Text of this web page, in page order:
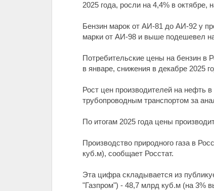
2025 года, росли на 4,4% в октябре,
Бензин марок от АИ-81 до АИ-92 у
марки от АИ-98 и выше подешевел
Потребительские цены на бензин в
в январе, снижения в декабре 2025
Рост цен производителей на нефть
трубопроводным транспортом за
По итогам 2025 года цены
Производство природного газа в
куб.м), сообщает Росстат.
Эта цифра складывается из
"Газпром") - 48,7 млрд куб.м (на 3%